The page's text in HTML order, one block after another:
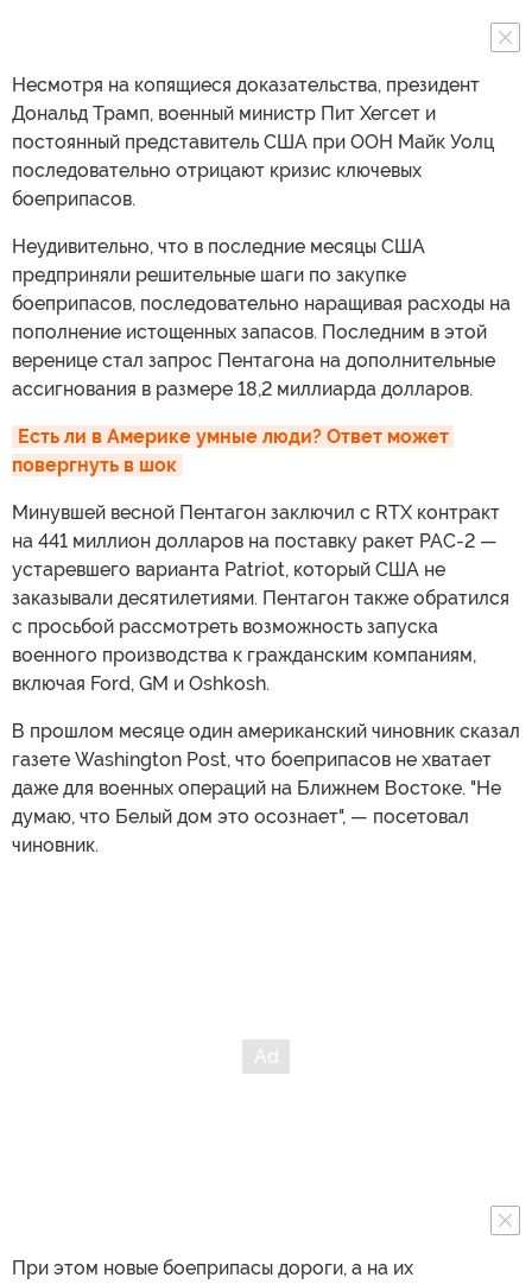
Несмотря на копящиеся доказательства, президент
Дональд Трамп, военный министр Пит Хегсет и
постоянный представитель США при ООН Майк Уолц
последовательно отрицают кризис ключевых
боеприпасов.
Неудивительно, что в последние месяцы США
предприняли решительные шаги по закупке
боеприпасов, последовательно наращивая расходы на
пополнение истощенных запасов. Последним в этой
веренице стал запрос Пентагона на дополнительные
ассигнования в размере 18,2 миллиарда долларов.
Есть ли в Америке умные люди? Ответ может
повергнуть в шок
Минувшей весной Пентагон заключил с RTX контракт
на 441 миллион долларов на поставку ракет PAC-2 —
устаревшего варианта Patriot, который США не
заказывали десятилетиями. Пентагон также обратился
с просьбой рассмотреть возможность запуска
военного производства к гражданским компаниям,
включая Ford, GM и Oshkosh.
В прошлом месяце один американский чиновник сказал
газете Washington Post, что боеприпасов не хватает
даже для военных операций на Ближнем Востоке. "Не
думаю, что Белый дом это осознает", — посетовал
чиновник.
При этом новые боеприпасы дороги, а на их